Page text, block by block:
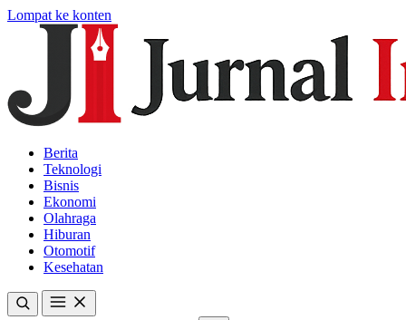
Lompat ke konten
Berita
Teknologi
Bisnis
Ekonomi
Olahraga
Hiburan
Otomotif
Kesehatan